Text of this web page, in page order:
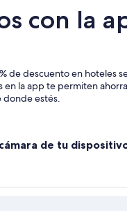
Hotels en Roche
con la
de descuento en hoteles
en la app te permiten
donde estés.
de tu